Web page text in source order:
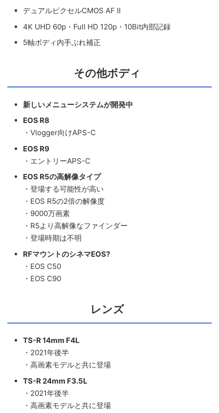
デュアルピクセルCMOS AF II
4K UHD 60p・Full HD 120p・10Bit内部記録
5軸ボディ内手ぶれ補正
その他ボディ
新しいメニューシステムが開発中
EOS R8
・Vlogger向けAPS-C
EOS R9
・エントリーAPS-C
EOS R5の高解像タイプ
・登場する可能性が高い
・EOS R5の2倍の解像度
・9000万画素
・R5より高解像なファインダー
・登場時期は不明
RFマウントのシネマEOS?
・EOS C50
・EOS C90
レンズ
TS-R 14mm F4L
・2021年後半
・高画素モデルと共に登場
TS-R 24mm F3.5L
・2021年後半
・高画素モデルと共に登場